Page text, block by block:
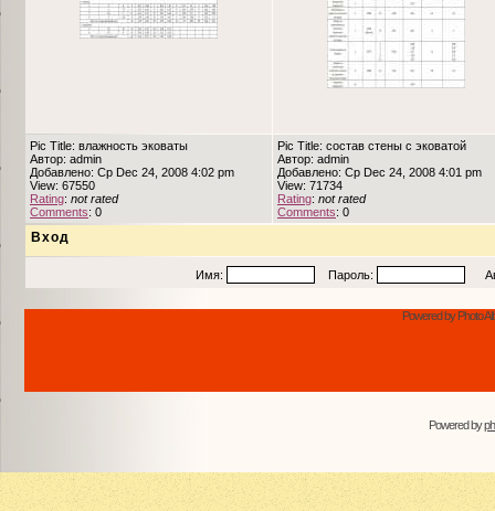
Pic Title: влажность эковаты
Автор: admin
Добавлено: Ср Dec 24, 2008 4:02 pm
View: 67550
Rating: not rated
Comments: 0
Pic Title: состав стены с эковатой
Автор: admin
Добавлено: Ср Dec 24, 2008 4:01 pm
View: 71734
Rating: not rated
Comments: 0
Вход
Имя: Пароль:
Powered by Photo
Powered by